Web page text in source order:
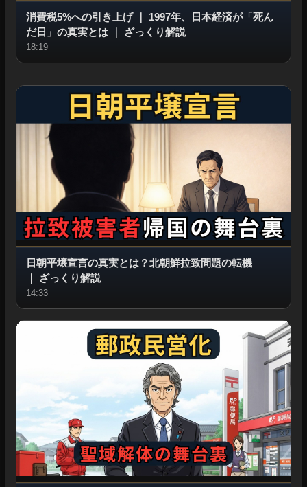
消費税5%への引き上げ｜ 1997年、日本経済が「死ん
だ日」の真実とは｜ ざっくり解説
18:19
日朝平壌宣言の真実とは？北朝鮮拉致問題の転機
｜
ざっくり解説
14:33